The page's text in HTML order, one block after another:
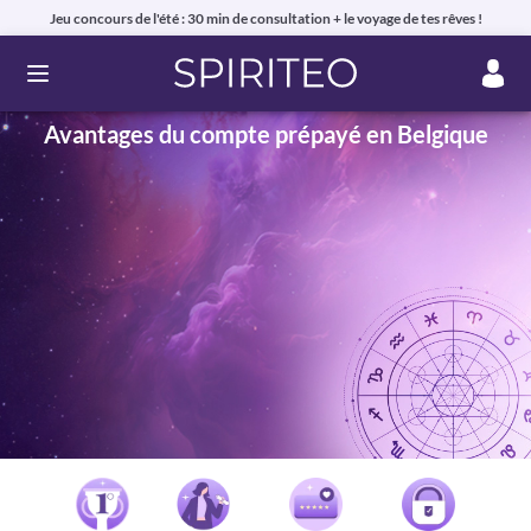
Jeu concours de l'été : 30 min de consultation + le voyage de tes rêves !
Ouvrir le menu
Avantages du compte prépayé en Belgique
Voyance privée en ligne par téléphone, chat ou mail
99% de clients satisfaits, avis authentiques !